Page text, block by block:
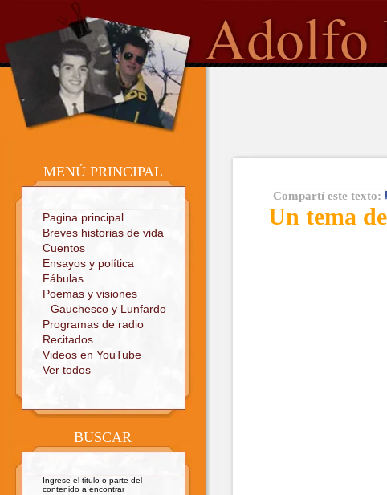
Sitio oficial
MENÚ PRINCIPAL
Pagina principal
Breves historias de vida
Cuentos
Ensayos y política
Fábulas
Poemas y visiones
Gauchesco y Lunfardo
Programas de radio
Recitados
Videos en YouTube
Ver todos
BUSCAR
Ingrese el titulo o parte del
contenido a encontrar
Compartí este texto:
Un tema